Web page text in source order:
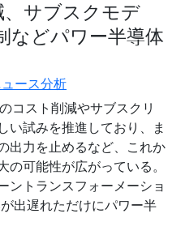
サブスクモデ
などパワー半導体
ース分析
コスト削減やサブスクリ
い試みを推進しており、ま
出力を止めるなど、これか
可能性が広がっている。
ントランスフォーメーショ
出遅れただけにパワー半